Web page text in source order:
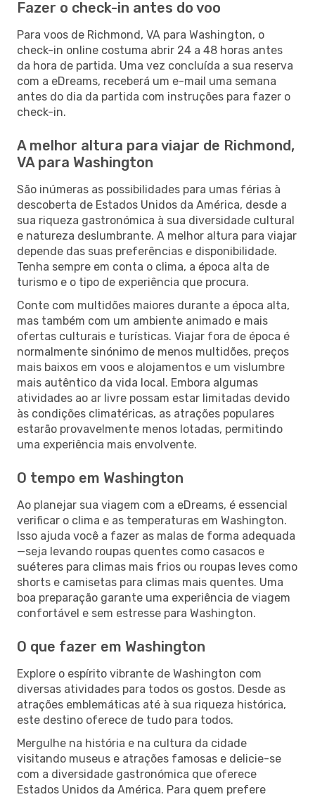
Fazer o check-in antes do voo
Para voos de Richmond, VA para Washington, o
check-in online costuma abrir 24 a 48 horas antes
da hora de partida. Uma vez concluída a sua reserva
com a eDreams, receberá um e-mail uma semana
antes do dia da partida com instruções para fazer o
check-in.
A melhor altura para viajar de Richmond,
VA para Washington
São inúmeras as possibilidades para umas férias à
descoberta de Estados Unidos da América, desde a
sua riqueza gastronómica à sua diversidade cultural
e natureza deslumbrante. A melhor altura para viajar
depende das suas preferências e disponibilidade.
Tenha sempre em conta o clima, a época alta de
turismo e o tipo de experiência que procura.
Conte com multidões maiores durante a época alta,
mas também com um ambiente animado e mais
ofertas culturais e turísticas. Viajar fora de época é
normalmente sinónimo de menos multidões, preços
mais baixos em voos e alojamentos e um vislumbre
mais autêntico da vida local. Embora algumas
atividades ao ar livre possam estar limitadas devido
às condições climatéricas, as atrações populares
estarão provavelmente menos lotadas, permitindo
uma experiência mais envolvente.
O tempo em Washington
Ao planejar sua viagem com a eDreams, é essencial
verificar o clima e as temperaturas em Washington.
Isso ajuda você a fazer as malas de forma adequada
—seja levando roupas quentes como casacos e
suéteres para climas mais frios ou roupas leves como
shorts e camisetas para climas mais quentes. Uma
boa preparação garante uma experiência de viagem
confortável e sem estresse para Washington.
O que fazer em Washington
Explore o espírito vibrante de Washington com
diversas atividades para todos os gostos. Desde as
atrações emblemáticas até à sua riqueza histórica,
este destino oferece de tudo para todos.
Mergulhe na história e na cultura da cidade
visitando museus e atrações famosas e delicie-se
com a diversidade gastronómica que oferece
Estados Unidos da América. Para quem prefere